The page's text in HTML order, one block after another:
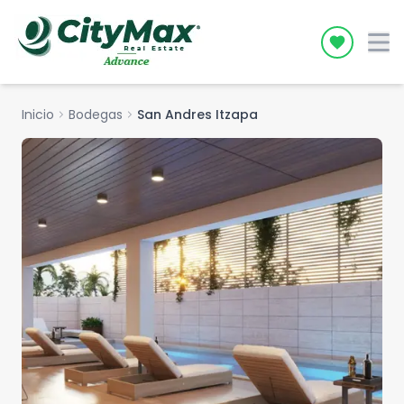
Icon
Inicio chevron_right Bodegas chevron_right San Andres Itzapa